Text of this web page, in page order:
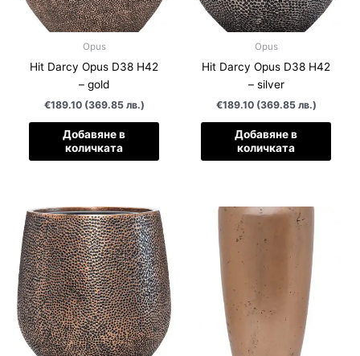
Opus
Hit Darcy Opus D38 H42
– gold
€189.10 (369.85 лв.)
Добавяне в
количката
Opus
Hit Darcy Opus D38 H42
– silver
€189.10 (369.85 лв.)
Добавяне в
количката